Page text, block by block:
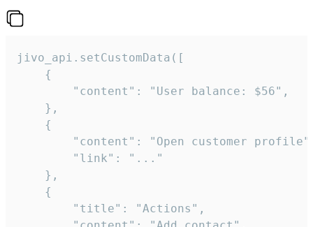
jivo_api.setCustomData([
    {
        "content": "User balance: $56",
    },
    {
"content": "Open customer
        "link": "..."
    },
    {
        "title": "Actions",